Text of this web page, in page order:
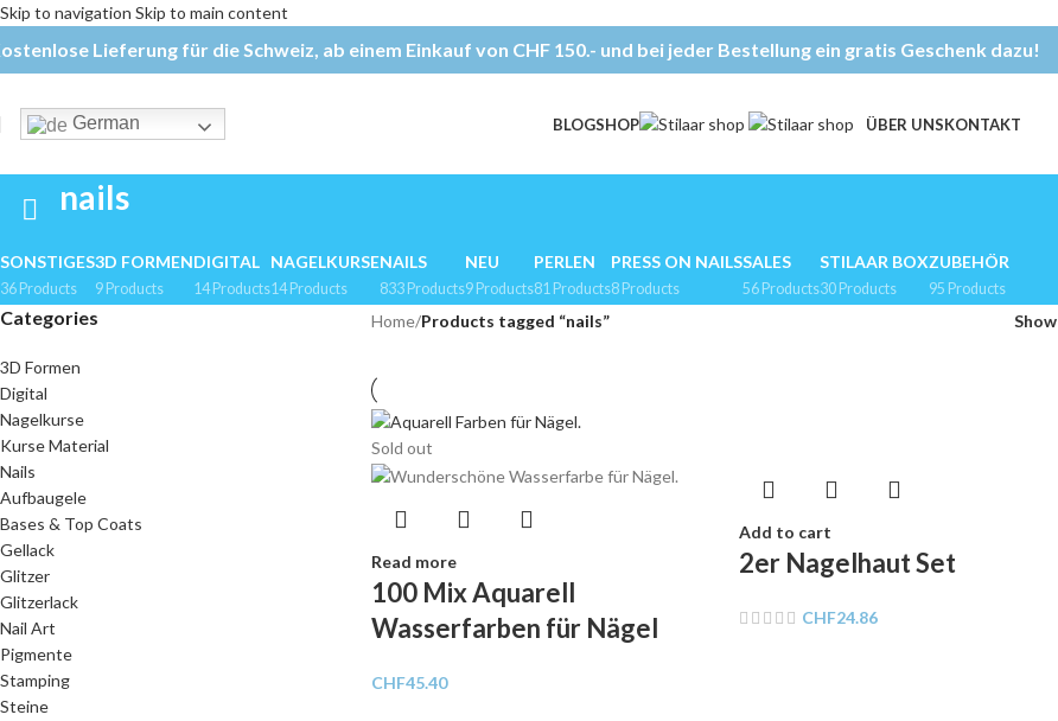
Skip to navigation Skip to main content
Lieferung für die Schweiz, ab einem Einkauf von CHF 150.- und bei jeder Bestellung ein gratis Geschenk dazu!
German BLOGSHOP ÜBER UNSKONTAKT
nails
SONSTIGES
36 Products
3D FORMEN
9 Products
DIGITAL
14 Products
NAGELKURSE
14 Products
NAILS
833 Products
NEU
9 Products
PERLEN
81 Products
PRESS ON NAILS
8 Products
SALES
56 Products
STILAAR BOX
30 Products
ZUBEHÖR
95 Products
Categories
3D Formen
Digital
Nagelkurse
Kurse Material
Nails
Aufbaugele
Bases & Top Coats
Gellack
Glitzer
Glitzerlack
Nail Art
Pigmente
Stamping
Steine
Home/Products tagged “nails” Show
Sold out
Read more
100 Mix Aquarell
Wasserfarben für Nägel
CHF45.40
Add to cart
2er Nagelhaut Set
CHF24.86